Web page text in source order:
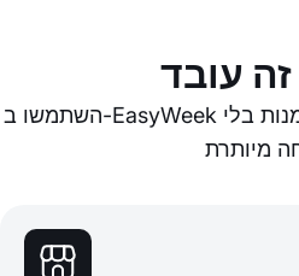
השתמשו ב-EasyWeek כדי להגדיל את מספר ההזמנות בלי